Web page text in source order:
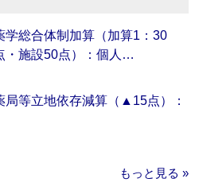
学総合体制加算（加算1：30
・施設50点）：個人…
局等立地依存減算（▲15点）：
もっと見る »